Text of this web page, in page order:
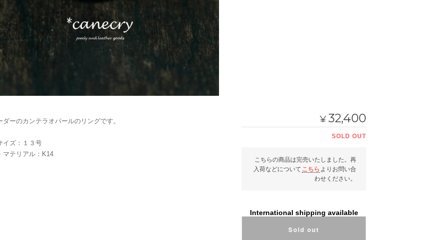
ダーのカンテラオパールのリングです。
イズ：１３号
マテリアル：K14
¥32,400
SOLD OUT
こちらの商品は完売いたしました。再
入荷などについて こちら よりお問い合
わせください。
International shipping available
Sold out